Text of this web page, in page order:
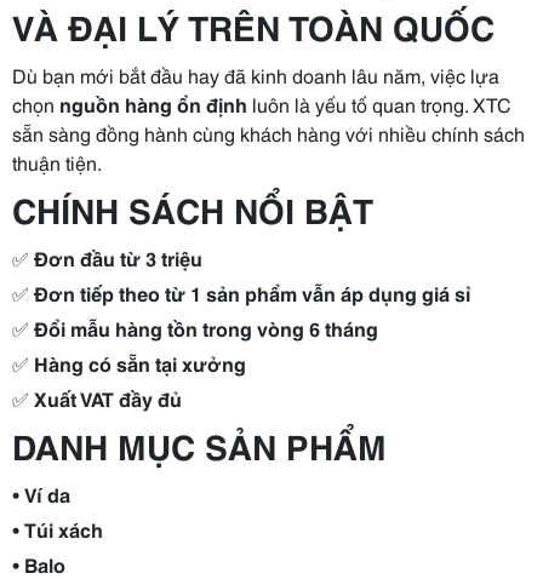
VÀ ĐẠI LÝ TRÊN TOÀN QUỐC
Dù bạn mới bắt đầu hay đã kinh doanh lâu năm, việc lựa
chọn nguồn hàng ổn định luôn là yếu tố quan trọng. XTC
sẵn sàng đồng hành cùng khách hàng với nhiều chính sách
thuận tiện.
CHÍNH SÁCH NỔI BẬT
✅ Đơn đầu từ 3 triệu
✅ Đơn tiếp theo từ 1 sản phẩm vẫn áp dụng giá sỉ
✅ Đổi mẫu hàng tồn trong vòng 6 tháng
✅ Hàng có sẵn tại xưởng
✅ Xuất VAT đầy đủ
DANH MỤC SẢN PHẨM
•Ví da
•Túi xách
• Balo